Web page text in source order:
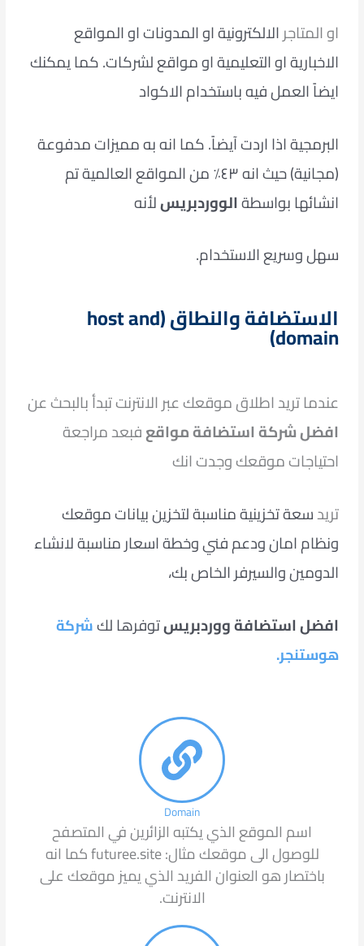
او المتاجرالالكترونية او المدونات او المواقع
الاخبارية او التعليمية او مواقع لشركات. كما يمكنك
ايضاً العمل فيه باستخدام الاكواد
البرمجية اذااردت آيضاً. كما انه به مميزات مدفوعة
(مجانية) حيث انه ٤٣٪ من المواقع العالمية تم
انشائها بواسطةالووردبريسلأنه
سهلوسريع الاستخدام.
الاستضافة والنطاق (host and
domain)
عندما تريد اطلاق موقعك عبر الانترنت تبدأ بالبحث عن
افضل شركة استضافة مواقعفبعد مراجعة
احتياجات موقعك وجدت انك
تريدسعة تخزينية مناسبة لتخزين بيانات موقعك
ونظام امان ودعم فني وخطة اسعار مناسبة لانشاء
الدومين والسيرفر الخاص بك،
افضل استضافة ووردبريستوفرها لكشركة
هوستنجر.
Domain
اسم الموقع الذي يكتبه الزائرين في المتصفح
للوصول الى موقعك مثال: futuree.site كما انه
باختصار هو العنوان الفريد الذي يميز موقعك على
الانترنت.